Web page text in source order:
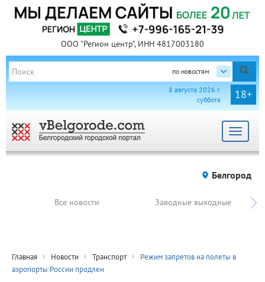
ООО "Регион центр", ИНН 4817003180
по новостям
18+
8 августа 2026 г.
суббота
Toggle
Белгород
Все новости Заводные выходные
Главная Новости Транспорт
Режим запретов на полеты в
аэропорты России продлен